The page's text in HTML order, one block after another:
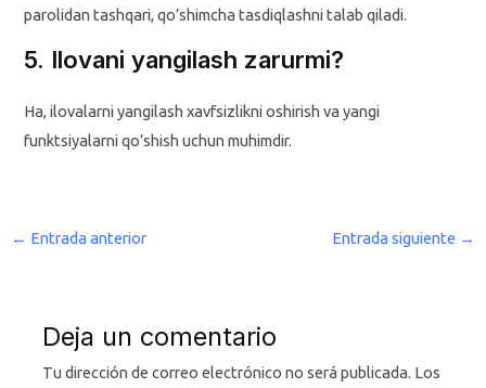
parolidan tashqari, qo’shimcha tasdiqlashni talab qiladi.
5. Ilovani yangilash zarurmi?
Ha, ilovalarni yangilash xavfsizlikni oshirish va yangi
funktsiyalarni qo’shish uchun muhimdir.
← Entrada anterior Entrada siguiente →
Deja un comentario
Tu dirección de correo electrónico no será publicada. Los